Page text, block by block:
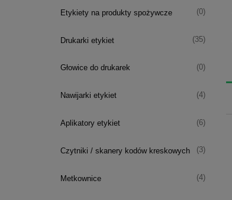
Etykiety na produkty spożywcze (0)
Drukarki etykiet (35)
Głowice do drukarek (0)
Nawijarki etykiet (4)
Aplikatory etykiet (6)
Czytniki / skanery kodów kreskowych (3)
Metkownice (4)